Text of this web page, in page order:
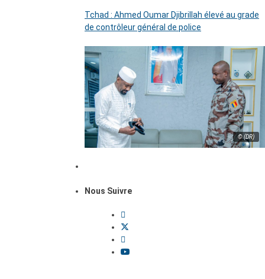
Tchad : Ahmed Oumar Djibrillah élevé au grade
de contrôleur général de police
© (DR)
Nous Suivre